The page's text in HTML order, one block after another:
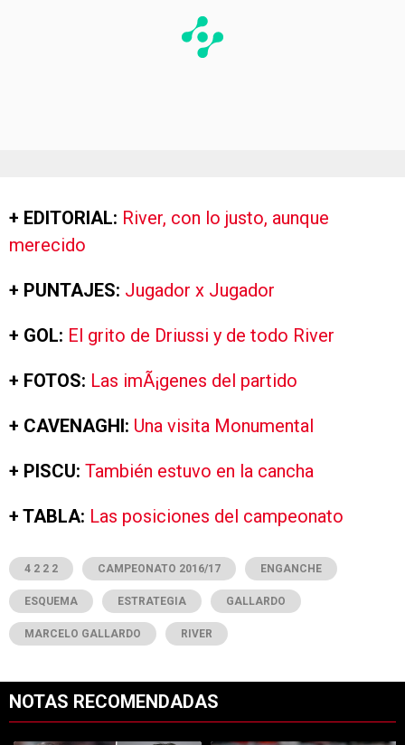
+ EDITORIAL: River, con lo justo, aunque
merecido
+ PUNTAJES: Jugador x Jugador
+ GOL: El grito de Driussi y de todo River
+ FOTOS: Las imÃ¡genes del partido
+ CAVENAGHI: Una visita Monumental
+ PISCU: También estuvo en la cancha
+ TABLA: Las posiciones del campeonato
4 2 2 2 CAMPEONATO 2016/17 ENGANCHE
ESQUEMA ESTRATEGIA GALLARDO
MARCELO GALLARDO RIVER
NOTAS RECOMENDADAS